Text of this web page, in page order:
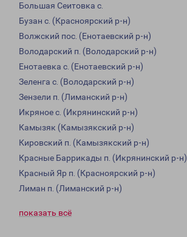
Большая Сеитовка с.
Бузан с. (Красноярский р-н)
Волжский пос. (Енотаевский р-н)
Володарский п. (Володарский р-н)
Енотаевка с. (Енотаевский р-н)
Зеленга с. (Володарский р-н)
Зензели п. (Лиманский р-н)
Икряное с. (Икрянинский р-н)
Камызяк (Камызякский р-н)
Кировский п. (Камызякский р-н)
Красные Баррикады п. (Икрянинский р-н)
Красный Яр п. (Красноярский р-н)
Лиман п. (Лиманский р-н)
показать всё